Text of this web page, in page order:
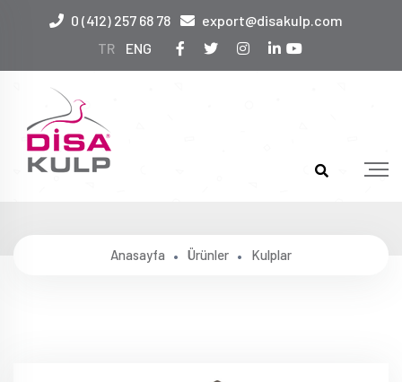
0 (412) 257 68 78
export@disakulp.com
TR
ENG
Anasayfa Ürünler Kulplar